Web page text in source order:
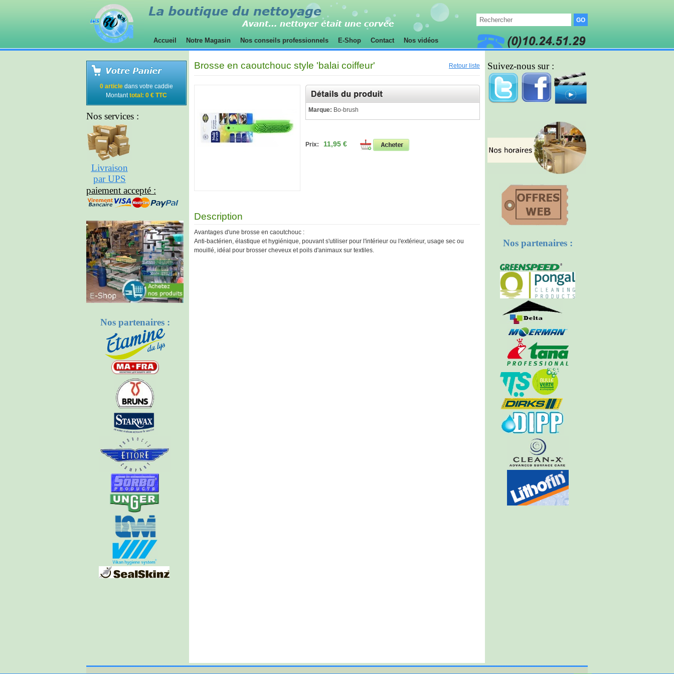
Accueil Notre Magasin Nos conseils professionnels E-Shop Contact Nos vidéos
0 article dans votre caddie
Montanttotal: 0 € TTC
Nos services :
Livraison
par UPS
paiement accepté :
Nos partenaires :
Brosse en caoutchouc style 'balai coiffeur' Retour liste
Marque: Bo-brush
Prix: 11,95 €
Description
Avantages d'une brosse en caoutchouc :
Anti-bactérien, élastique et hygiénique, pouvant s'utiliser pour l'intérieur ou l'extérieur, usage sec ou
mouillé, idéal pour brosser cheveux et poils d'animaux sur textiles.
Suivez-nous sur :
Nos partenaires :